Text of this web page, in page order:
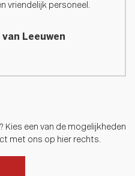
vriendelijk personeel.
Leeuwen
Kies een van de mogelijkheden
met ons op hier rechts.